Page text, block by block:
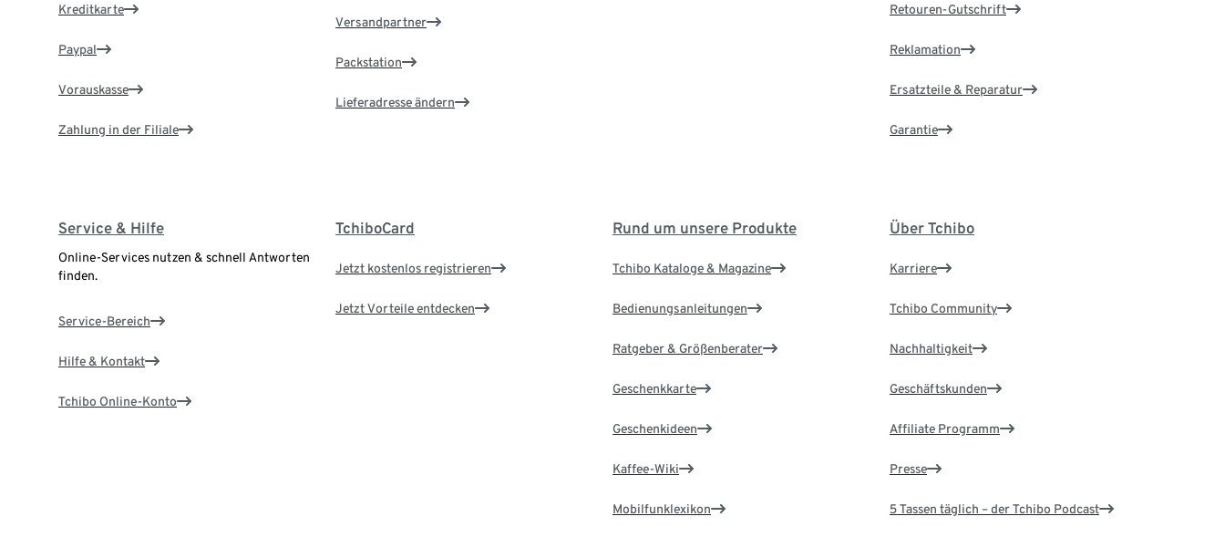
Kreditkarte
Paypal
Vorauskasse
Zahlung in der Filiale
Versandpartner
Packstation
Lieferadresse ändern
Retouren-Gutschrift
Reklamation
Ersatzteile & Reparatur
Garantie
Service & Hilfe
Online-Services nutzen & schnell Antworten
finden.
Service-Bereich
Hilfe & Kontakt
Tchibo Online-Konto
TchiboCard
Jetzt kostenlos registrieren
Jetzt Vorteile entdecken
Rund um unsere Produkte
Tchibo Kataloge & Magazine
Bedienungsanleitungen
Ratgeber & Größenberater
Geschenkkarte
Geschenkideen
Kaffee-Wiki
Mobilfunklexikon
Über Tchibo
Karriere
Tchibo Community
Nachhaltigkeit
Geschäftskunden
Affiliate Programm
Presse
5 Tassen täglich – der Tchibo Podcast